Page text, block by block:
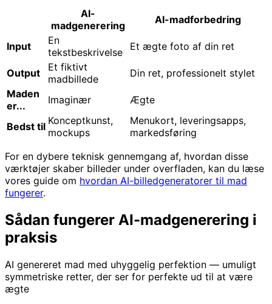
AI-
madgenerering
AI-madforbedring
Input
En
tekstbeskrivelse
Et ægte foto af din ret
Output
Et fiktivt
madbillede
Din ret, professionelt stylet
Maden
er...
Imaginær Ægte
Bedst til Konceptkunst,
mockups
Menukort, leveringsapps,
markedsføring
For en dybere teknisk gennemgang af, hvordan disse
værktøjer skaber billeder under overfladen, kan du læse
vores guide om hvordan AI-billedgeneratorer til mad
fungerer.
Sådan fungerer AI-madgenerering i
praksis
AI genereret mad med uhyggelig perfektion — umuligt
symmetriske retter, der ser for perfekte ud til at være
ægte